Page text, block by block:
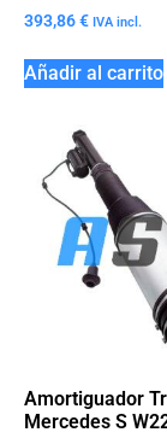
393,86€ IVA incl.
Añadir al carrito
Amortiguador
Mercedes S